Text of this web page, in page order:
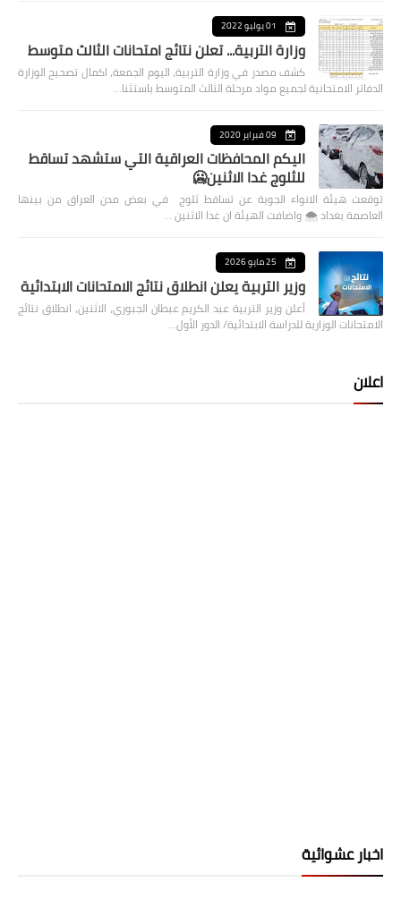
01 يوليو 2022
وزارة التربية... تعلن نتائج امتحانات الثالث متوسط
كشف مصدر في وزارة التربية، اليوم الجمعة، اكمال تصحيح الوزارة
الدفاتر الامتحانية لجميع مواد مرحلة الثالث المتوسط باستثنا…
09 فبراير 2020
اليكم المحافظات العراقية التي ستشهد تساقط
للثلوج غدا الاثنين🥶
توقعت هيئة الانواء الجوية عن تساقط ثلوج في بعض مدن العراق من بينها
العاصمة بغداد ⁦🌨️⁩ واضافت الهيئة ان غدا الاثنين …
25 مايو 2026
وزير التربية يعلن انطلاق نتائج الامتحانات الابتدائية
أعلن وزير التربية عبد الكريم عبطان الجبوري، الاثنين، انطلاق نتائج
الامتحانات الوزارية للدراسة الابتدائية/ الدور الأول…
اعلان
اخبار عشوائية